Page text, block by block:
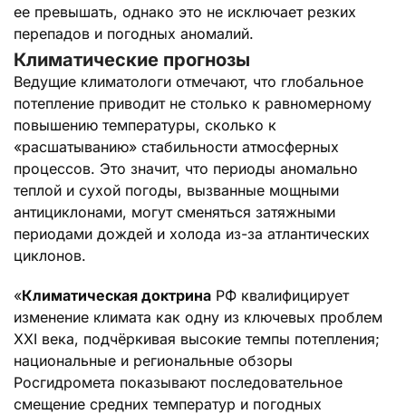
ее превышать, однако это не исключает резких
перепадов и погодных аномалий.
Климатические прогнозы
Ведущие климатологи отмечают, что глобальное
потепление приводит не столько к равномерному
повышению температуры, сколько к
«расшатыванию» стабильности атмосферных
процессов. Это значит, что периоды аномально
теплой и сухой погоды, вызванные мощными
антициклонами, могут сменяться затяжными
периодами дождей и холода из-за атлантических
циклонов.
«Климатическая доктрина РФ квалифицирует
изменение климата как одну из ключевых проблем
XXI века, подчёркивая высокие темпы потепления;
национальные и региональные обзоры
Росгидромета показывают последовательное
смещение средних температур и погодных